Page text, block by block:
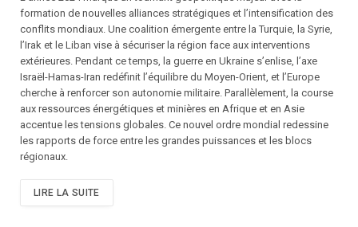
formation de nouvelles alliances stratégiques et l’intensification des
conflits mondiaux. Une coalition émergente entre la Turquie, la Syrie,
l’Irak et le Liban vise à sécuriser la région face aux interventions
extérieures. Pendant ce temps, la guerre en Ukraine s’enlise, l’axe
Israël-Hamas-Iran redéfinit l’équilibre du Moyen-Orient, et l’Europe
cherche à renforcer son autonomie militaire. Parallèlement, la course
aux ressources énergétiques et minières en Afrique et en Asie
accentue les tensions globales. Ce nouvel ordre mondial redessine
les rapports de force entre les grandes puissances et les blocs
régionaux.
LIRE LA SUITE